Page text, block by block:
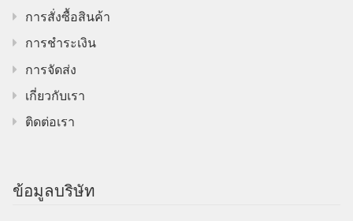
การสั่งซื้อสินค้า
การชำระเงิน
การจัดส่ง
เกี่ยวกับเรา
ติดต่อเรา
ข้อมูลบริษัท